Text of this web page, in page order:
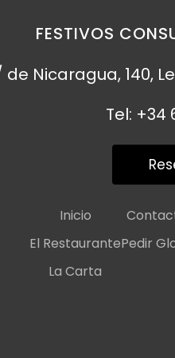
FESTIVOS
de Nicaragua, 140,
Tel: +34
Inicio
El Restaurante
La Carta
Pedir